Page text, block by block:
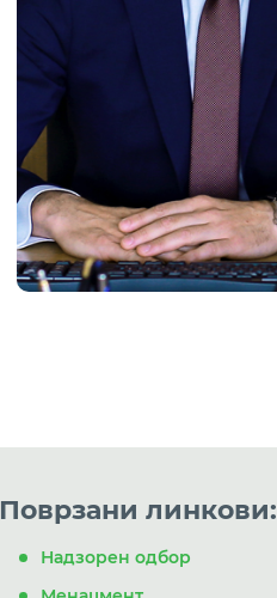
Поврзани линкови:
Надзорен одбор